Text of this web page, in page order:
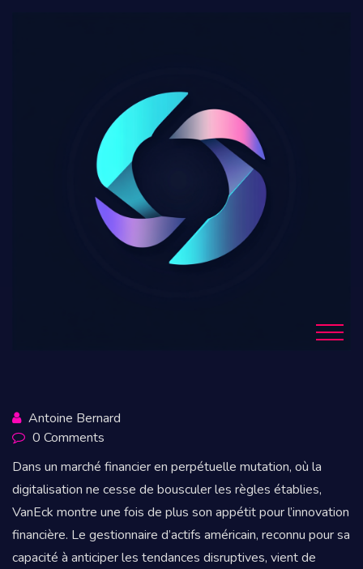
VanEck dévoile un ETN
innovant indexé sur le
token Hyperliquid
(HYPE
Blog Details
Antoine Bernard
0 Comments
Dans un marché financier en perpétuelle mutation, où la
digitalisation ne cesse de bousculer les règles établies,
VanEck montre une fois de plus son appétit pour l’innovation
financière. Le gestionnaire d’actifs américain, reconnu pour sa
capacité à anticiper les tendances disruptives, vient de